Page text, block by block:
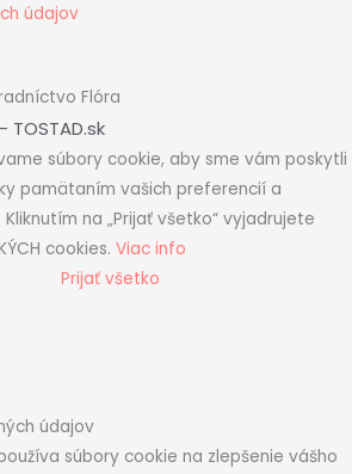
údajov
Flóra
súbory cookie, aby sme vám poskytli
pamätaním vašich preferencií a
na „Prijať všetko“ vyjadrujete
cookies. Viac info
Prijať všetko
údajov
súbory cookie na zlepšenie vášho